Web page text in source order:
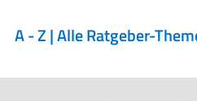
A - Z | Alle Ratgeber-